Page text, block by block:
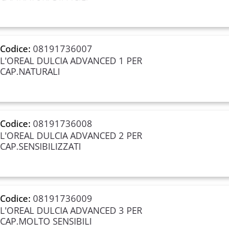
Codice: 08191736007
L'OREAL DULCIA ADVANCED 1 PER
CAP.NATURALI
Codice: 08191736008
L'OREAL DULCIA ADVANCED 2 PER
CAP.SENSIBILIZZATI
Codice: 08191736009
L'OREAL DULCIA ADVANCED 3 PER
CAP.MOLTO SENSIBILI